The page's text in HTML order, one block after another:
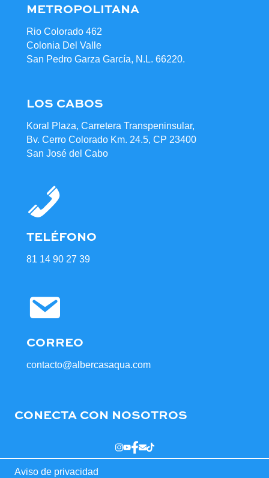
METROPOLITANA
Rio Colorado 462
Colonia Del Valle
San Pedro Garza García, N.L. 66220.
LOS CABOS
Koral Plaza, Carretera Transpeninsular,
Bv. Cerro Colorado Km. 24.5, CP 23400
San José del Cabo
TELÉFONO
81 14 90 27 39
CORREO
contacto@albercasaqua.com
CONECTA CON NOSOTROS
Aviso de privacidad